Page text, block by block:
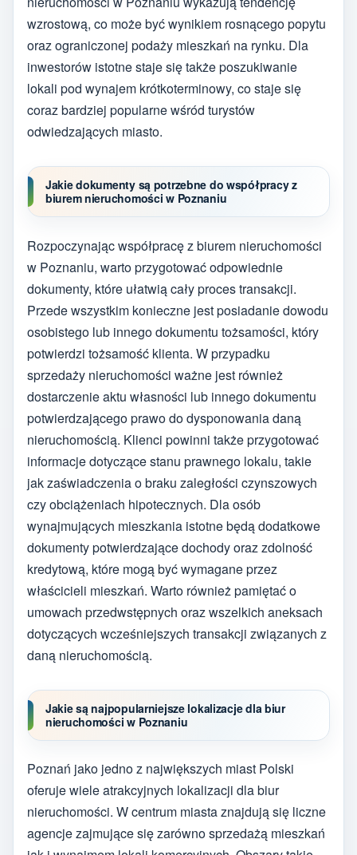
wzrostową, co może być wynikiem rosnącego popytu
oraz ograniczonej podaży mieszkań na rynku. Dla
inwestorów istotne staje się także poszukiwanie
lokali pod wynajem krótkoterminowy, co staje się
coraz bardziej popularne wśród turystów
odwiedzających miasto.
Jakie dokumenty są potrzebne do współpracy z
biurem nieruchomości w Poznaniu
Rozpoczynając współpracę z biurem nieruchomości
w Poznaniu, warto przygotować odpowiednie
dokumenty, które ułatwią cały proces transakcji.
Przede wszystkim konieczne jest posiadanie dowodu
osobistego lub innego dokumentu tożsamości, który
potwierdzi tożsamość klienta. W przypadku
sprzedaży nieruchomości ważne jest również
dostarczenie aktu własności lub innego dokumentu
potwierdzającego prawo do dysponowania daną
nieruchomością. Klienci powinni także przygotować
informacje dotyczące stanu prawnego lokalu, takie
jak zaświadczenia o braku zaległości czynszowych
czy obciążeniach hipotecznych. Dla osób
wynajmujących mieszkania istotne będą dodatkowe
dokumenty potwierdzające dochody oraz zdolność
kredytową, które mogą być wymagane przez
właścicieli mieszkań. Warto również pamiętać o
umowach przedwstępnych oraz wszelkich aneksach
dotyczących wcześniejszych transakcji związanych z
daną nieruchomością.
Jakie są najpopularniejsze lokalizacje dla biur
nieruchomości w Poznaniu
Poznań jako jedno z największych miast Polski
oferuje wiele atrakcyjnych lokalizacji dla biur
nieruchomości. W centrum miasta znajdują się liczne
agencje zajmujące się zarówno sprzedażą mieszkań